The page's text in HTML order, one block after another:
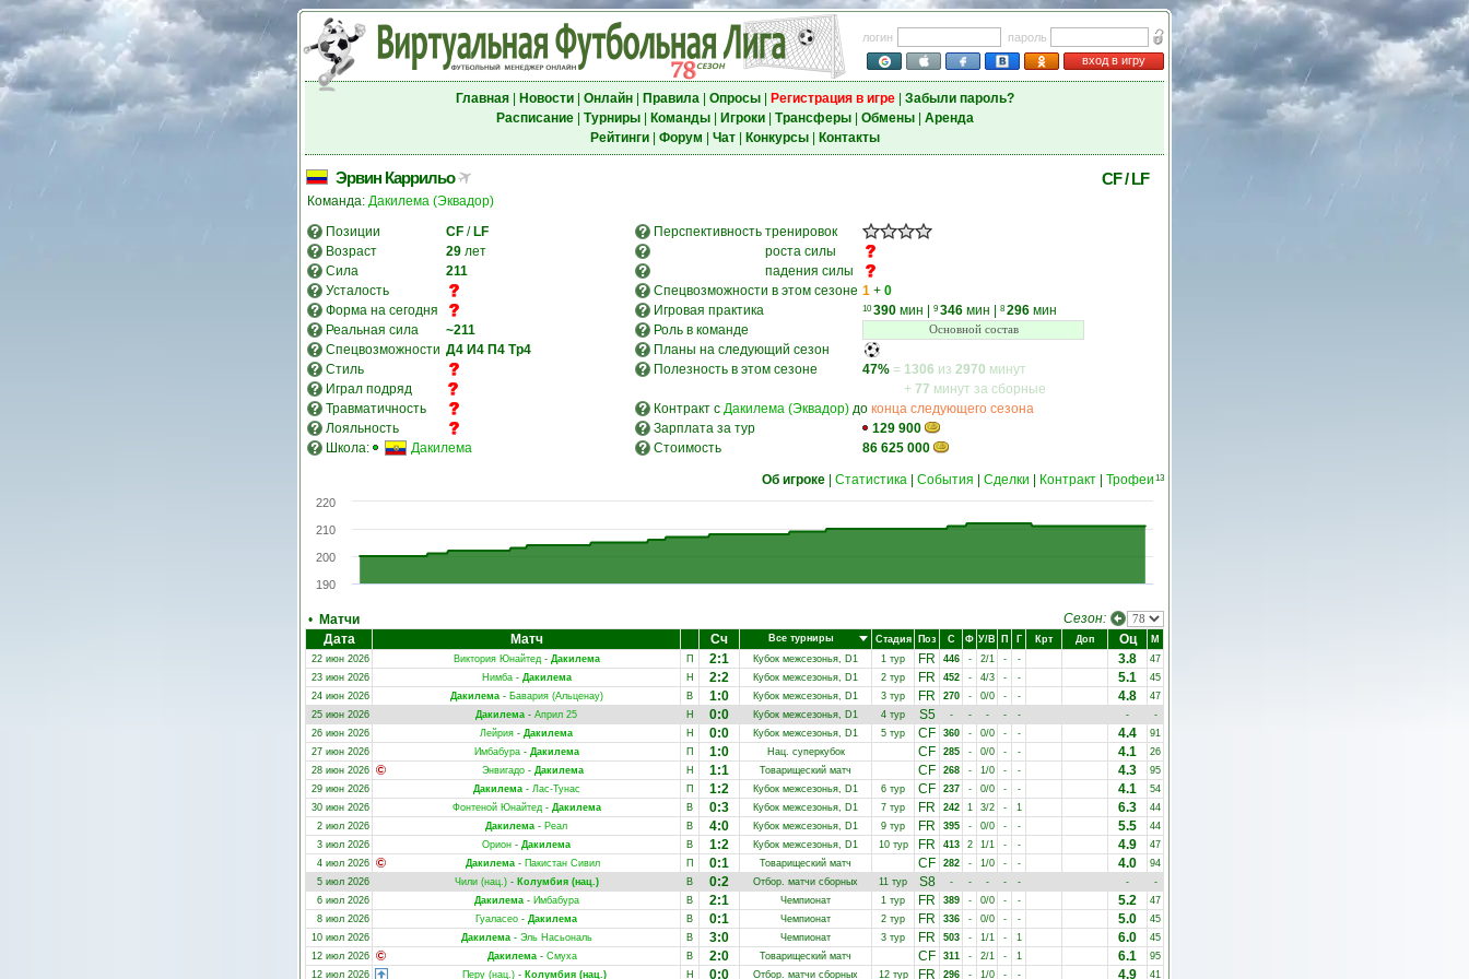
логин
пароль
вход в игру
Главная| Новости| Онлайн| Правила| Опросы| Регистрация в игре| Забыли пароль?
Расписание| Турниры| Команды| Игроки| Трансферы| Обмены| Аренда
Рейтинги| Форум Чат| Конкурсы| Контакты
Эрвин Каррильо CF / LF
Команда: Дакилема (Эквадор)
Позиции
CF / LF Перспективность тренировок
Возраст
29 лет
роста силы
Сила
211
падения силы
Усталость
Спецвозможности в этом сезоне 1 + 0
Форма на сегодня
Игровая практика 10390 мин 9 346 мин 8 296 мин
Реальная сила
~211 Роль в команде Основной состав
Спецвозможности Д4 И4 П4 Тр4
Планы на следующий сезон
Стиль
Полезность в этом сезоне 47% = 1306 из 2970 минут
Играл подряд
+ 77 минут за сборные
Травматичность
Контракт с Дакилема (Эквадор) до конца следующего сезона
Лояльность
Зарплата за тур
129 900
Школа:
Дакилема Стоимость 86 625 000
Об игроке Статистика События Сделки Контракт Трофеи 13
190
200
210
220
• Матчи
Сезон:
Дата
Матч Сч Все турниры Стадия Поз С Ф У/В П Г Крт Доп Оц
М
22 июн 2026
Виктория Юнайтед- Дакилема П 2:1 Кубок межсезонья, D1 1 тур FR 446 - 2/1 - - 3.8
47
23 июн 2026
Нимба- Дакилема Н 2:2 Кубок межсезонья, D1 2 тур FR 452 - 4/3 - - 5.1
45
24 июн 2026
Дакилема- Бавария (Альценау) В 1:0 Кубок межсезонья, D1 3 тур FR 270 - 0/0 - - 4.8
47
25 июн 2026
Дакилема - Април 25 Н 0:0 Кубок межсезонья, D1 4 тур S5 - - - - - -
-
26 июн 2026
Лейрия - Дакилема Н 0:0 Кубок межсезонья, D1 5 тур CF 360 - 0/0 - - 4.4
91
27 июн 2026
Имбабура- Дакилема П 1:0 Нац. суперкубок CF 285 - 0/0 - - 4.1
26
28 июн 2026
Энвигадо- Дакилема Н 1:1 Товарищеский матч CF 268 - 1/0 - - 4.3
95
29 июн 2026
Дакилема- Лас-Тунас П 1:2 Кубок межсезонья, D1 6 тур CF 237 - 0/0 - - 4.1
54
30 июн 2026
Фонтеной Юнайтед- Дакилема В 0:3 Кубок межсезонья, D1 7 тур FR 242 1 3/2 - 1 6.3
44
2 июл 2026
Дакилема - Реал В 4:0 Кубок межсезонья, D1 9 тур FR 395 - 0/0 - - 5.5
44
3 июл 2026
Орион - Дакилема В 1:2 Кубок межсезонья, D1 10 тур FR 413 2 1/1 - - 4.9
47
4 июл 2026
Дакилема- Пакистан Сивил П 0:1 Товарищеский матч CF 282 - 1/0 - - 4.0
94
5 июл 2026
Чили (нац.)- Колумбия (нац.) В 0:2 Отбор. матчи сборных 11 тур S8 - - - - - -
-
6 июл 2026
Дакилема- Имбабура В 2:1 Чемпионат 1 тур FR 389 - 0/0 - - 5.2
47
8 июл 2026
Гуаласео - Дакилема В 0:1 Чемпионат 2 тур FR 336 - 0/0 - - 5.0
45
10 июл 2026
Дакилема- Эль Насьональ В 3:0 Чемпионат 3 тур FR 503 - 1/1 - 1 6.0
45
12 июл 2026
Дакилема - Смуха В 2:0 Товарищеский матч CF 311 - 2/1 - 1 6.1
95
12 июл 2026
Перу (нац.)- Колумбия (нац.) Н 0:0 Отбор. матчи сборных 12 тур FR 296 - 1/0 - - 4.9
41